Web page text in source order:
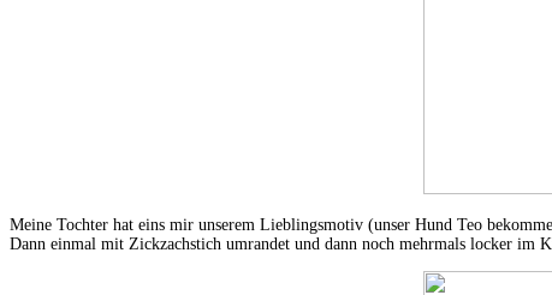
Meine Tochter hat eins mir unserem Lieblingsmotiv (unser Hund Teo
Dann einmal mit Zickzachstich umrandet und dann noch mehrmals locker im